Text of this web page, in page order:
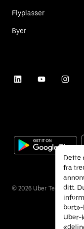
Flyplasser
Byer
© 2026 Uber
Dette
fra
ditt.
bort»-
Uber-